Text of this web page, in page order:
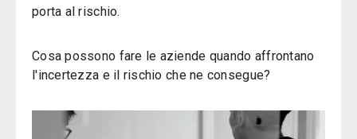
porta al rischio.
Cosa possono fare le aziende quando affrontano
l'incertezza e il rischio che ne consegue?